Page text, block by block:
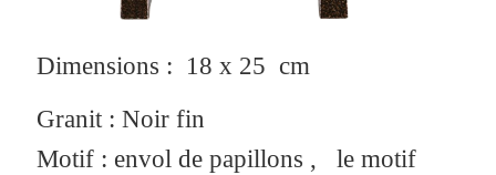
Dimensions : 18 x 25 cm
Granit : Noir fin
Motif : envol de papillons , le motif